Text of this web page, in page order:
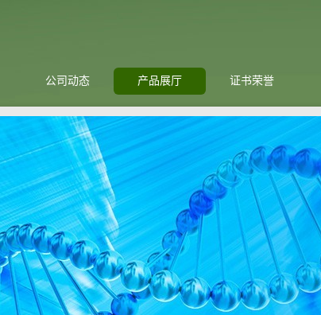
公司动态 产品展厅 证书荣誉